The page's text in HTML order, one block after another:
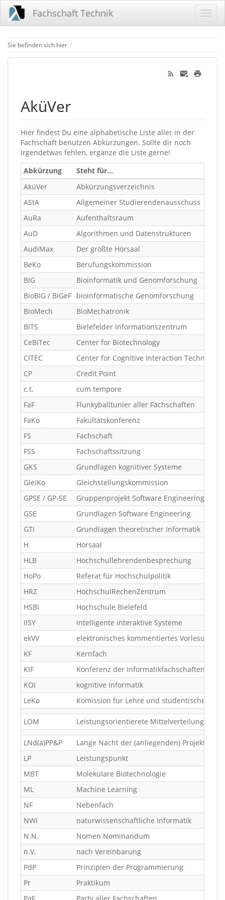
Fachschaft Technik
Sie befinden sich hier
AküVer
Hier findest Du eine alphabetische Liste aller in der
Fachschaft benutzen Abkürzungen. Sollte dir noch
irgendetwas fehlen, ergänze die Liste gerne!
Abkürzung
Steht für…
AküVer
Abkürzungsverzeichnis
AStA
Allgemeiner Studierendenausschuss
AuRa
Aufenthaltsraum
AuD
Algorithmen und Datenstrukturen
AudiMax
Der größte Hörsaal
BeKo
Berufungskommission
BIG
Bioinformatik und Genomforschung
BioBIG / BiGeF bioinformatische Genomforschung
BioMech
BioMechatronik
BITS
Bielefelder Informationszentrum
CeBiTec
Center for Biotechnology
CITEC
Center for Cognitive Interaction Technology
CP
Credit Point
c.t.
cum tempore
FaF
Flunkyballtunier aller Fachschaften
FaKo
Fakultätskonferenz
FS
Fachschaft
FSS
Fachschaftssitzung
GKS
Grundlagen kognitiver Systeme
GleiKo
Gleichstellungskommission
GPSE / GP-SE
Gruppenprojekt Software Engineering
GSE
Grundlagen Software Engineering
GTI
Grundlagen theoretischer Informatik
H
Hörsaal
HLB
Hochschullehrendenbesprechung
HoPo
Referat für Hochschulpolitik
HRZ
HochschulRechenZentrum
HSBI
Hochschule Bielefeld
IISY
intelligente interaktive Systeme
ekVV
elektronisches kommentiertes
KF
Kernfach
KIF
Konferenz der Informatikfachschaften
KOI
kognitive Informatik
LeKo
Komission für Lehre und studentische
LOM Leistungsorientierete Mittelverteilung
LNd(a)PP&P
Lange Nacht der (anliegenden) Projekte,
LP
Leistungspunkt
MBT
Molekulare Biotechnologie
ML
Machine Learning
NF
Nebenfach
NWI
naturwissenschaftliche Informatik
N.N.
Nomen Nominandum
n.V.
nach Vereinbarung
PdP
Prinzipien der Programmierung
Pr
Praktikum